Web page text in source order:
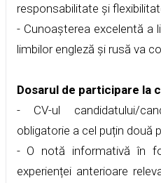
responsabilitate și
- Cunoașterea excelentă a
limbilor engleză și rusă va
Dosarul de participare la
- CV-ul candidatului/
obligatorie a cel puțin două
- O notă informativă în
experienței anterioare